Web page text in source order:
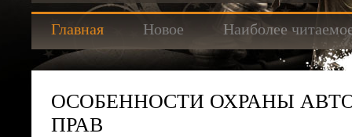
Главная Новое Наиболее
ОСОБЕННОСТИ ОХРАНЫ
ПРАВ